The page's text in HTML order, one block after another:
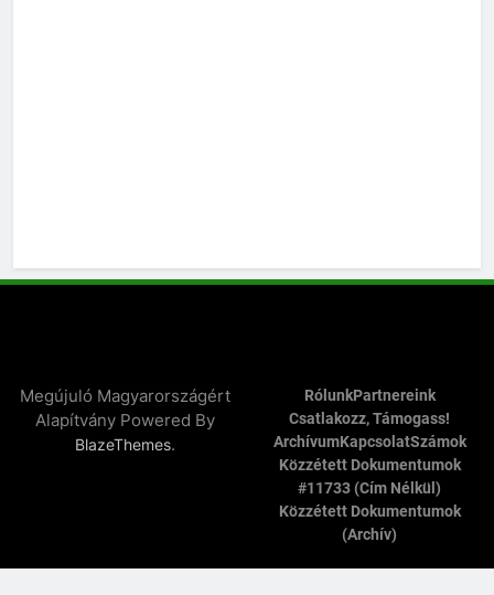
Megújuló Magyarországért
Alapítvány Powered By
BlazeThemes.
RólunkPartnereink
Csatlakozz, Támogass!
ArchívumKapcsolatSzámok
Közzétett Dokumentumok
#11733 (cím Nélkül)
Közzétett Dokumentumok
(archív)